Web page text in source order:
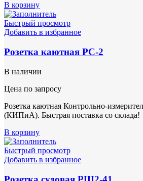
В корзину
Быстрый просмотр
Добавить в избранное
Розетка каютная РС-2
В наличии
Цена по запросу
Розетка каютная Контрольно-
(КИПиА). Быстрая поставка со склада!
В корзину
Быстрый просмотр
Добавить в избранное